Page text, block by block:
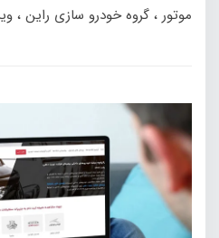
موتور
گروه خودرو سازی راین